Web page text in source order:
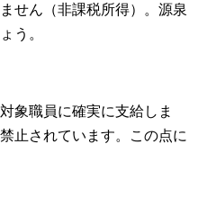
せん（非課税所得）。源泉
う。
象職員に確実に支給しま
止されています。この点に